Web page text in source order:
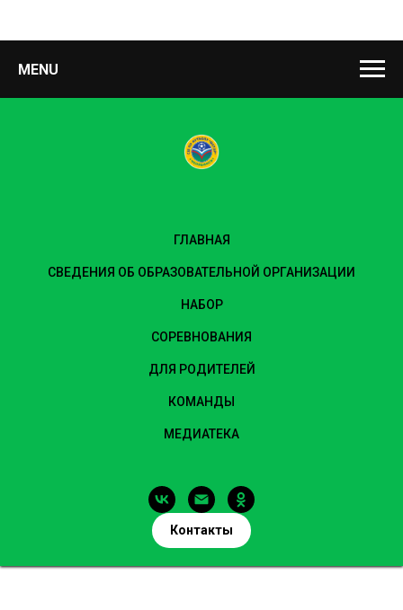
MENU
ГЛАВНАЯ
СВЕДЕНИЯ ОБ ОБРАЗОВАТЕЛЬНОЙ ОРГАНИЗАЦИИ
НАБОР
СОРЕВНОВАНИЯ
ДЛЯ РОДИТЕЛЕЙ
КОМАНДЫ
МЕДИАТЕКА
Контакты